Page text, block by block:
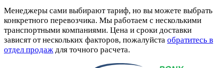
Менеджеры сами выбирают тариф, но вы можете выбрать
конкретного перевозчика. Мы работаем с несколькими
транспортными компаниями. Цена и сроки доставки
зависят от нескольких факторов, пожалуйста обратитесь в
отдел продаж для точного расчета.